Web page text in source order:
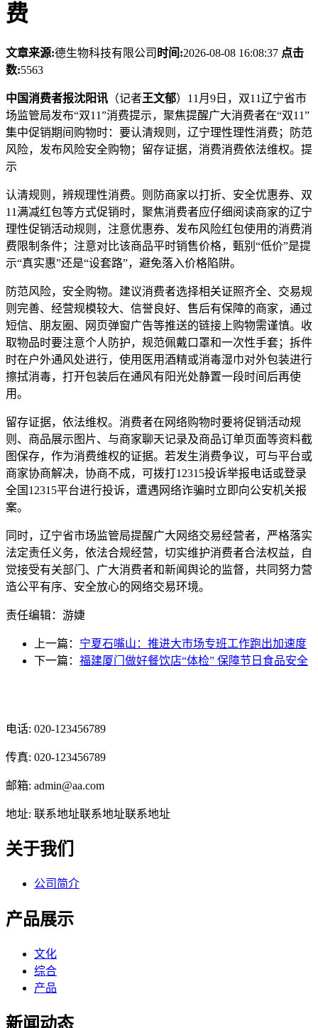
费
文章来源:德生物科技有限公司 时间:2026-08-08 16:08:37 点击
数:5563
中国消费者报沈阳讯 （记者王文郁）11月9日，双11辽宁省市
场监管局发布“双11”消费提示，聚焦提醒广大消费者在“双11”
集中促销期间购物时：要认清规则，辽宁理性理性消费；防范
风险，发布风险安全购物；留存证据，消费消费依法维权。提
示
认清规则，辨规理性消费。则防商家以打折、安全优惠券、双
11满减红包等方式促销时，聚焦消费者应仔细阅读商家的辽宁
理性促销活动规则，注意优惠券、发布风险红包使用的消费消
费限制条件；注意对比该商品平时销售价格，甄别“低价”是提
示“真实惠”还是“设套路”，避免落入价格陷阱。
防范风险，安全购物。建议消费者选择相关证照齐全、交易规
则完善、经营规模较大、信誉良好、售后有保障的商家，通过
短信、朋友圈、网页弹窗广告等推送的链接上购物需谨慎。收
取物品时要注意个人防护，规范佩戴口罩和一次性手套；拆件
时在户外通风处进行，使用医用酒精或消毒湿巾对外包装进行
擦拭消毒，打开包装后在通风有阳光处静置一段时间后再使
用。
留存证据，依法维权。消费者在网络购物时要将促销活动规
则、商品展示图片、与商家聊天记录及商品订单页面等资料截
图保存，作为消费维权的证据。若发生消费争议，可与平台或
商家协商解决，协商不成，可拨打12315投诉举报电话或登录
全国12315平台进行投诉，遭遇网络诈骗时立即向公安机关报
案。
同时，辽宁省市场监管局提醒广大网络交易经营者，严格落实
法定责任义务，依法合规经营，切实维护消费者合法权益，自
觉接受有关部门、广大消费者和新闻舆论的监督，共同努力营
造公平有序、安全放心的网络交易环境。
责任编辑：游婕
上一篇： 宁夏石嘴山：推进大市场专班工作跑出加速度
下一篇： 福建厦门做好餐饮店“体检” 保障节日食品安全
电话: 020-123456789
传真: 020-123456789
邮箱: admin@aa.com
地址: 联系地址联系地址联系地址
关于我们
公司简介
产品展示
文化
综合
产品
新闻动态